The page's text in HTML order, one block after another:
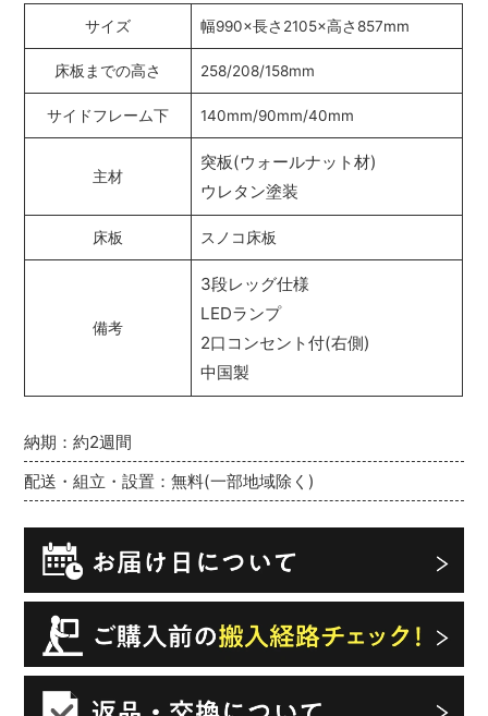
納期：約2週間
配送・組立・設置：無料(一部地域除く)
サイズ 幅990×長さ2105×高さ857mm
床板までの高さ 258/208/158mm
サイドフレーム下 140mm/90mm/40mm
主材
突板(ウォールナット材)
ウレタン塗装
床板 スノコ床板
備考
3段レッグ仕様
LEDランプ
2口コンセント付(右側)
中国製